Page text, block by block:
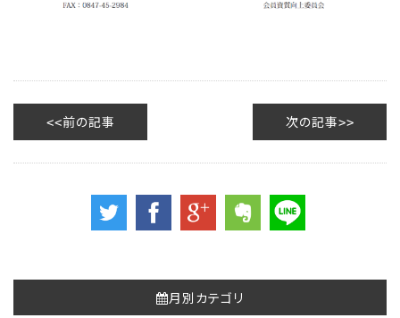
前の記事 次の記事
月別カテゴリ